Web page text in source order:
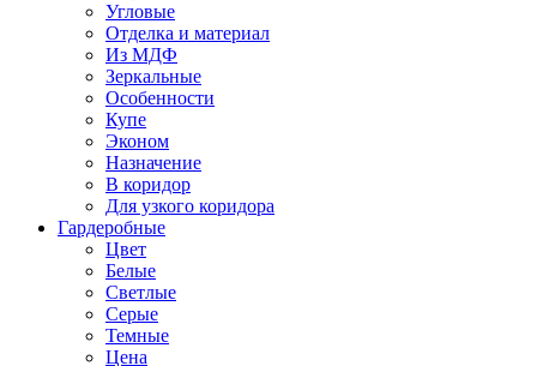
Угловые
Отделка и материал
Из МДФ
Зеркальные
Особенности
Купе
Эконом
Назначение
В коридор
Для узкого коридора
Гардеробные
Цвет
Белые
Светлые
Серые
Темные
Цена